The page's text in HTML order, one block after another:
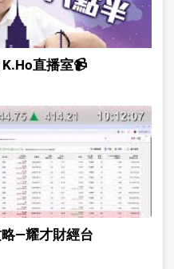
直播室📹
—耀才財經台